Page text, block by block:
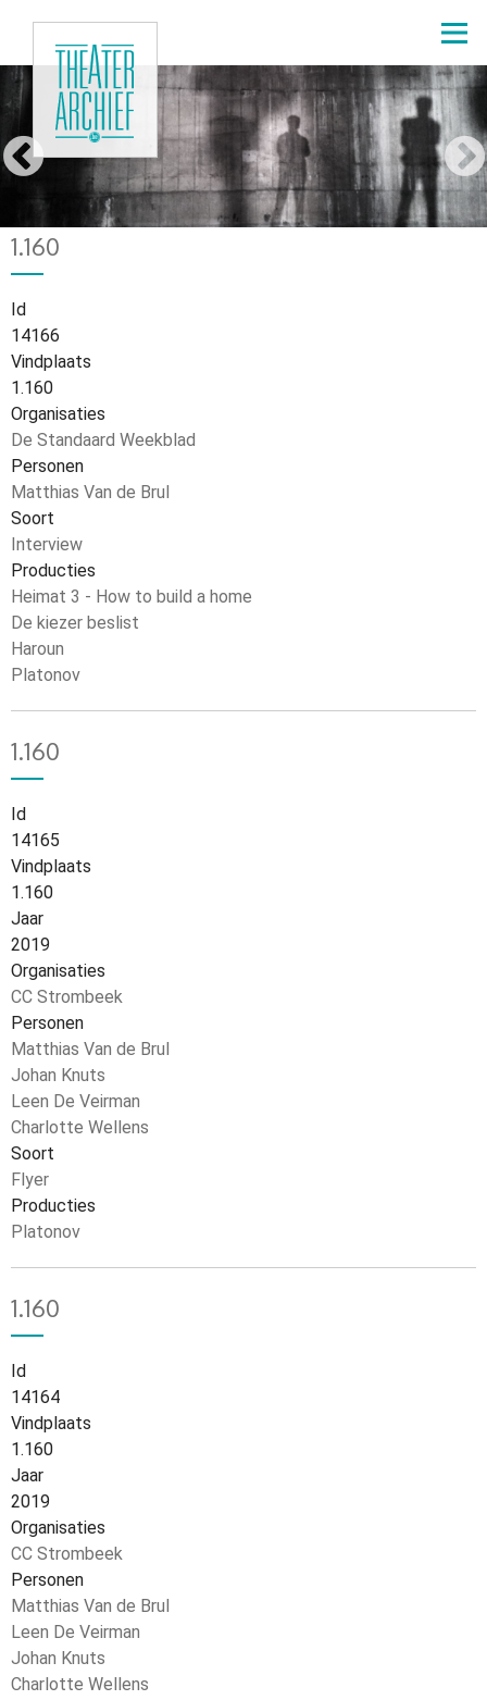
naar
inhoud
gaan
Platonov
Kruimelpad
4043
1.160
Id
14166
Vindplaats
1.160
Organisaties
De Standaard Weekblad
Personen
Matthias Van de Brul
Soort
Interview
Producties
Heimat 3 - How to build a home
De kiezer beslist
Haroun
Platonov
1.160
Id
14165
Vindplaats
1.160
Jaar
2019
Organisaties
CC Strombeek
Personen
Matthias Van de Brul
Johan Knuts
Leen De Veirman
Charlotte Wellens
Soort
Flyer
Producties
Platonov
1.160
Id
14164
Vindplaats
1.160
Jaar
2019
Organisaties
CC Strombeek
Personen
Matthias Van de Brul
Leen De Veirman
Johan Knuts
Charlotte Wellens